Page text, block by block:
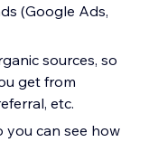
(Google Ads,
sources, so
get from
etc.
you can see how